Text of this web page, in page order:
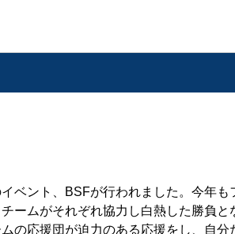
ベント、BSFが行われました。今年も
ームがそれぞれ協力し白熱した勝負と
の応援団が迫力のある応援をし、自分